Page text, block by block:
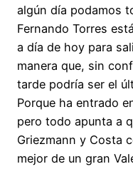
algún día podamos
Fernando Torres
a día de hoy para
manera que, sin
tarde podría ser el
Porque ha entrado
pero todo apunta a
Griezmann y Costa
mejor de un gran